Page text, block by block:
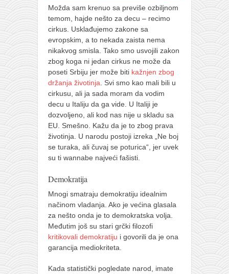
Možda sam krenuo sa previše ozbiljnom
temom, hajde nešto za decu – recimo
cirkus. Usklađujemo zakone sa
evropskim, a to nekada zaista nema
nikakvog smisla. Tako smo usvojili zakon
zbog koga ni jedan cirkus ne može da
poseti Srbiju jer može biti kažnjen zbog
držanja životinja . Svi smo kao mali bili u
cirkusu, ali ja sada moram da vodim
decu u Italiju da ga vide. U Italiji je
dozvoljeno, ali kod nas nije u skladu sa
EU. Smešno. Kažu da je to zbog prava
životinja. U narodu postoji izreka „Ne boj
se turaka, ali čuvaj se poturica“, jer uvek
su ti wannabe najveći fašisti.
Demokratija
Mnogi smatraju demokratiju idealnim
načinom vladanja. Ako je većina glasala
za nešto onda je to demokratska volja.
Međutim još su stari grčki filozofi
kritikovali demokratiju i govorili da je ona
garancija mediokriteta.
Kada statistički pogledate narod, imate